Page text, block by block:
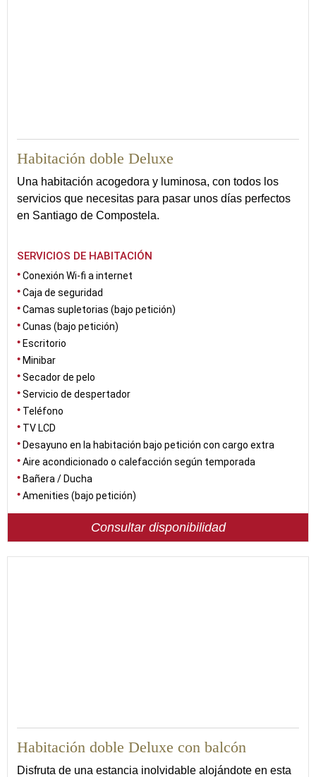
Habitación doble Deluxe
Una habitación acogedora y luminosa, con todos los
servicios que necesitas para pasar unos días perfectos
en Santiago de Compostela.
SERVICIOS DE HABITACIÓN
Conexión Wi-fi a internet
Caja de seguridad
Camas supletorias (bajo petición)
Cunas (bajo petición)
Escritorio
Minibar
Secador de pelo
Servicio de despertador
Teléfono
TV LCD
Desayuno en la habitación bajo petición con cargo extra
Aire acondicionado o calefacción según temporada
Bañera / Ducha
Amenities (bajo petición)
Consultar disponibilidad
Habitación doble Deluxe con balcón
Disfruta de una estancia inolvidable alojándote en esta